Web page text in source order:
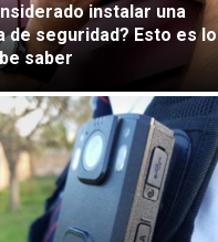
instalar una
de seguridad? Esto es lo
saber